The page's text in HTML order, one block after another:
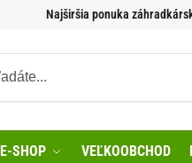
Najširšia ponuka
E-SHOP VEĽKOOBCHOD